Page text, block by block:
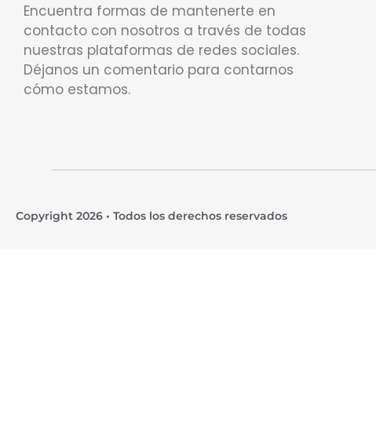
Encuentra formas de mantenerte en
contacto con nosotros a través de todas
nuestras plataformas de redes sociales.
Déjanos un comentario para contarnos
cómo estamos.
Copyright 2026 • Todos los derechos reservados